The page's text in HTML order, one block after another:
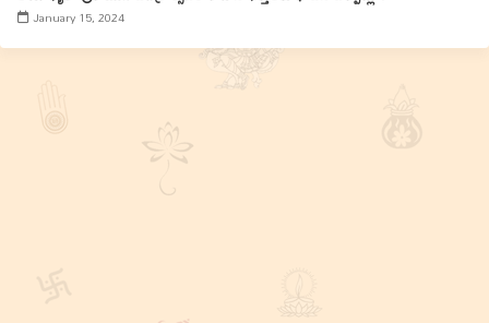
January 15, 2024